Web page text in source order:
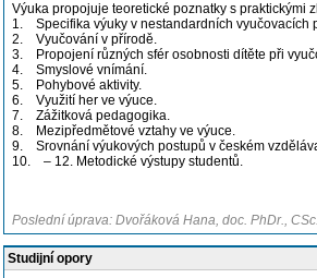
Výuka propojuje teoretické poznatky s praktickými
1. Specifika výuky v nestandardních vyučovacích
2. Vyučování v přírodě.
3. Propojení různých sfér osobnosti dítěte při
4. Smyslové vnímání.
5. Pohybové aktivity.
6. Využití her ve výuce.
7. Zážitková pedagogika.
8. Mezipředmětové vztahy ve výuce.
9. Srovnání výukových postupů v českém
10. – 12. Metodické výstupy studentů.
Poslední úprava: Dvořáková Hana, doc. PhDr.,
Studijní opory